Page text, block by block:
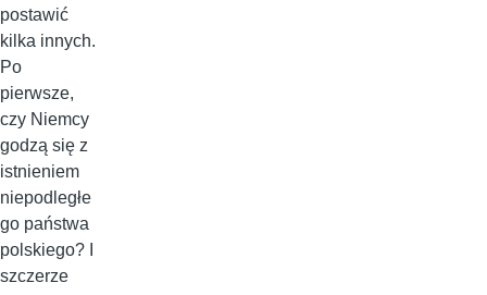
postawić
kilka innych.
Po
pierwsze,
czy Niemcy
godzą się z
istnieniem
niepodległe
go państwa
polskiego? I
szczerze